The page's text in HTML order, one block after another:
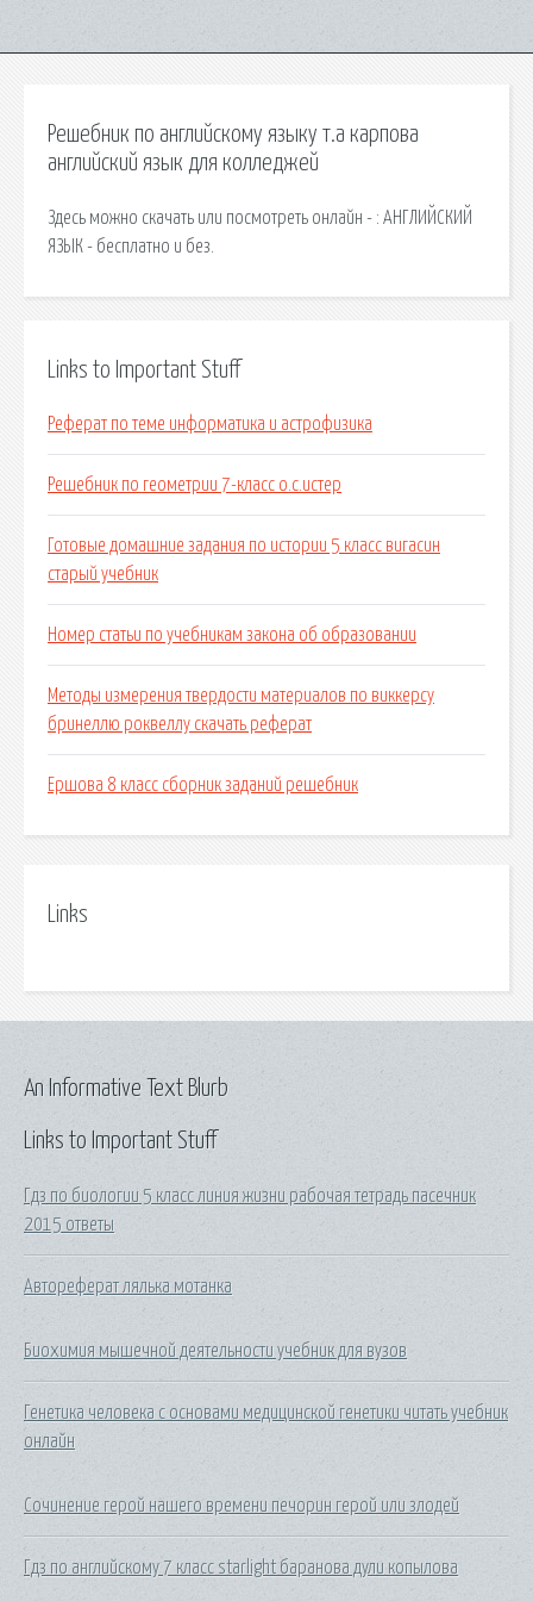
Решебник по английскому языку т.а карпова
английский язык для колледжей
Здесь можно скачать или посмотреть онлайн - : АНГЛИЙСКИЙ
ЯЗЫК - бесплатно и без.
Links to Important Stuff
Реферат по теме информатика и астрофизика
Решебник по геометрии 7-класс о.с.истер
Готовые домашние задания по истории 5 класс вигасин
старый учебник
Номер статьи по учебникам закона об образовании
Методы измерения твердости материалов по виккерсу
бринеллю роквеллу скачать реферат
Ершова 8 класс сборник заданий решебник
Links
Links to Important Stuff
Гдз по биологии 5 класс линия жизни рабочая тетрадь пасечник
2015 ответы
Автореферат лялька мотанка
Биохимия мышечной деятельности учебник для вузов
Генетика человека с основами медицинской генетики читать учебник
онлайн
Сочинение герой нашего времени печорин герой или злодей
Гдз по английскому 7 класс starlight баранова дули копылова
An Informative Text Blurb